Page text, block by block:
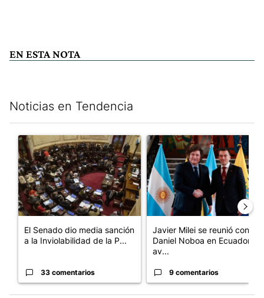
EN ESTA NOTA
Noticias en Tendencia
Un artículo de tendencia con el título "El Senado dio media
El Senado dio media sanción
a la Inviolabilidad de la P...
33 comentarios
Un artículo de tendencia con
Javier Milei se reunió con
Daniel Noboa en Ecuador y
av...
9 comentarios